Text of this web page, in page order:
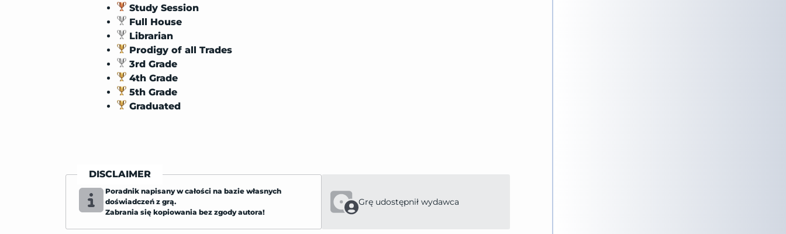
Study Session
Full House
Librarian
Prodigy of all Trades
3rd Grade
4th Grade
5th Grade
Graduated
DISCLAIMER
Poradnik napisany w całości na bazie własnych
doświadczeń z grą.
Zabrania się kopiowania bez zgody autora!
Grę udostępnił wydawca